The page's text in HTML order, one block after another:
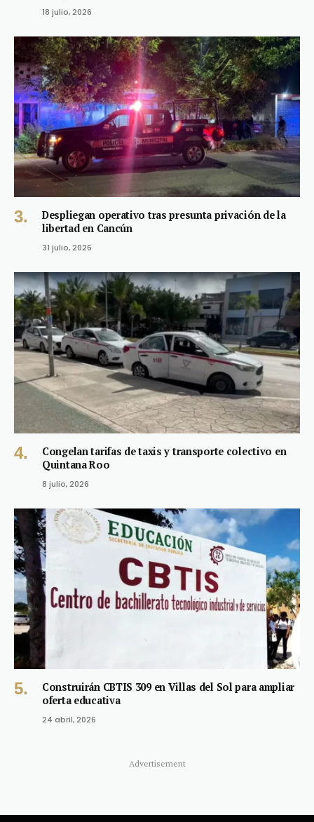
18 julio, 2026
Despliegan operativo tras presunta privación de la
libertad en Cancún
31 julio, 2026
Congelan tarifas de taxis y transporte colectivo en
Quintana Roo
8 julio, 2026
Construirán CBTIS 309 en Villas del Sol para ampliar
oferta educativa
24 abril, 2026
Advertisement